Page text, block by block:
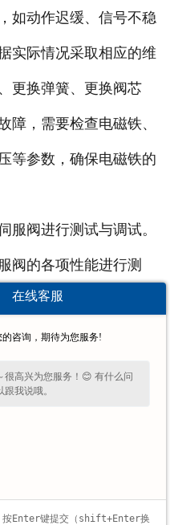
动作迟缓、信号不稳
实际情况采取相应的维
更换弹簧、更换阀芯
障，需要检查电磁铁、
等参数，确保电磁铁的
阀进行测试与调试。
阀的各项性能进行测
到设计要求。这一步骤
前的故障排除工作是一项
丰富的知识和实践经
阀在维修后能够恢复正
供有力保障。
重要性
在线客服
的咨询，期待为您服务!
很高兴为您服务！😊 有什么问
跟我说哦。